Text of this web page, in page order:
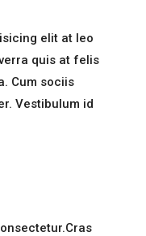
elit at leo
quis at felis
Cum sociis
Vestibulum id